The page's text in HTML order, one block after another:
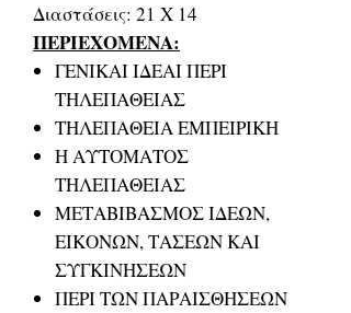
Διαστάσεις: 21 Χ 14
ΠΕΡΙΕΧΟΜΕΝΑ:
ΓΕΝΙΚΑΙ ΙΔΕΑΙ ΠΕΡΙ
ΤΗΛΕΠΑΘΕΙΑΣ
ΤΗΛΕΠΑΘΕΙΑ ΕΜΠΕΙΡΙΚΗ
Η ΑΥΤΟΜΑΤΟΣ
ΤΗΛΕΠΑΘΕΙΑΣ
ΜΕΤΑΒΙΒΑΣΜΟΣ ΙΔΕΩΝ,
ΕΙΚΟΝΩΝ, ΤΑΣΕΩΝ ΚΑΙ
ΣΥΓΚΙΝΗΣΕΩΝ
ΠΕΡΙ ΤΩΝ ΠΑΡΑΙΣΘΗΣΕΩΝ